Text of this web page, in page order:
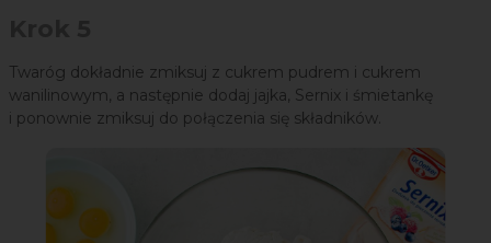
Twaróg dokładnie zmiksuj z cukrem pudrem i cukrem
wanilinowym, a następnie dodaj jajka, Sernix i śmietankę
i ponownie zmiksuj do połączenia się składników.